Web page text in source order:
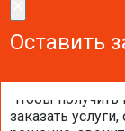
Оставить
Чтобы
заказать
Оставить